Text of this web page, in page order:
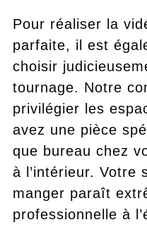
Pour réaliser la
parfaite, il est
choisir
tournage. Notre
privilégier les
avez une pièce
que bureau chez
à l’intérieur. Votre
manger paraît
professionnelle à